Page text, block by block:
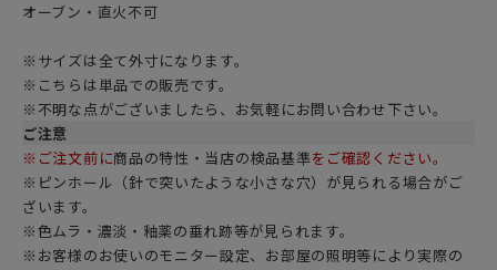
オーブン・直火不可
※サイズは全て外寸になります。
※こちらは単品での販売です。
※不明な点がございましたら、お気軽にお問い合わせ下さい。
ご注意
※ご注文前に商品の特性・当店の検品基準をご確認ください。
※ピンホール（針で突いたような小さな穴）が見られる場合がご
ざいます。
※色ムラ・濃淡・釉薬の垂れ跡等が見られます。
※お客様のお使いのモニター設定、お部屋の照明等により実際の